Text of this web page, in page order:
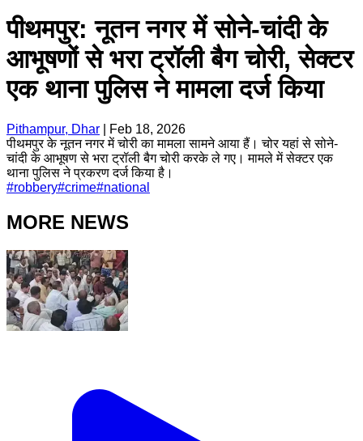
पीथमपुर: नूतन नगर में सोने-चांदी के
आभूषणों से भरा ट्रॉली बैग चोरी, सेक्टर
एक थाना पुलिस ने मामला दर्ज किया
Pithampur, Dhar
Feb 18, 2026
पीथमपुर के नूतन नगर में चोरी का मामला सामने आया हैं। चोर यहां से सोने-
चांदी के आभूषण से भरा ट्रॉली बैग चोरी करके ले गए। मामले में सेक्टर एक
थाना पुलिस ने प्रकरण दर्ज किया है।
#robbery#crime#national
MORE NEWS